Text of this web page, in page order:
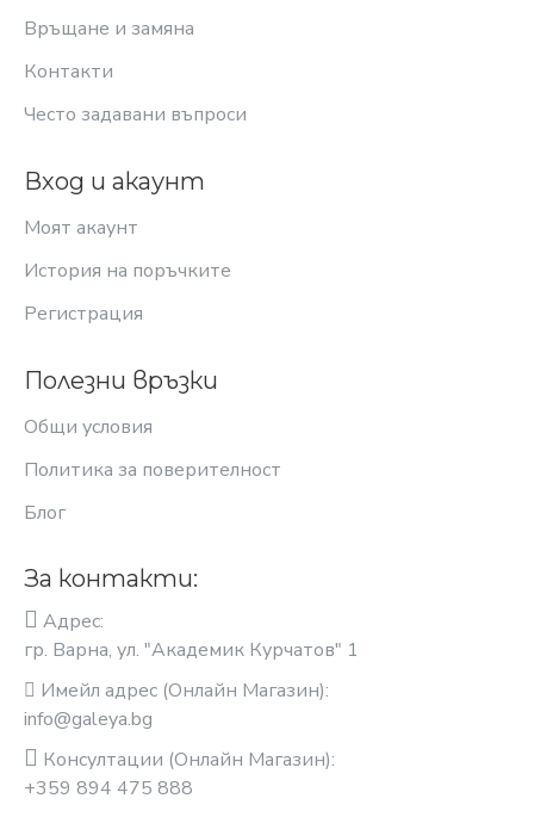
Връщане и замяна
Контакти
Често задавани въпроси
Вход и акаунт
Моят акаунт
История на поръчките
Регистрация
Полезни връзки
Общи условия
Политика за поверителност
Блог
За контакти:
Адрес:
гр. Варна, ул. "Академик Курчатов" 1
Имейл адрес (Онлайн Магазин):
info@galeya.bg
Консултации (Онлайн Магазин):
+359 894 475 888